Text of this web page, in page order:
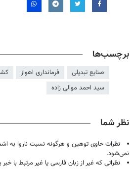
برچسب‌ها
صنایع تبدیلی فرمانداری اهواز
سید احمد موالی زاده
نظر شما
نظرات حاوی توهین و هرگونه نسبت ناروا به
نمی‌شود.
نظراتی که غیر از زبان فارسی یا غیر مرتبط با